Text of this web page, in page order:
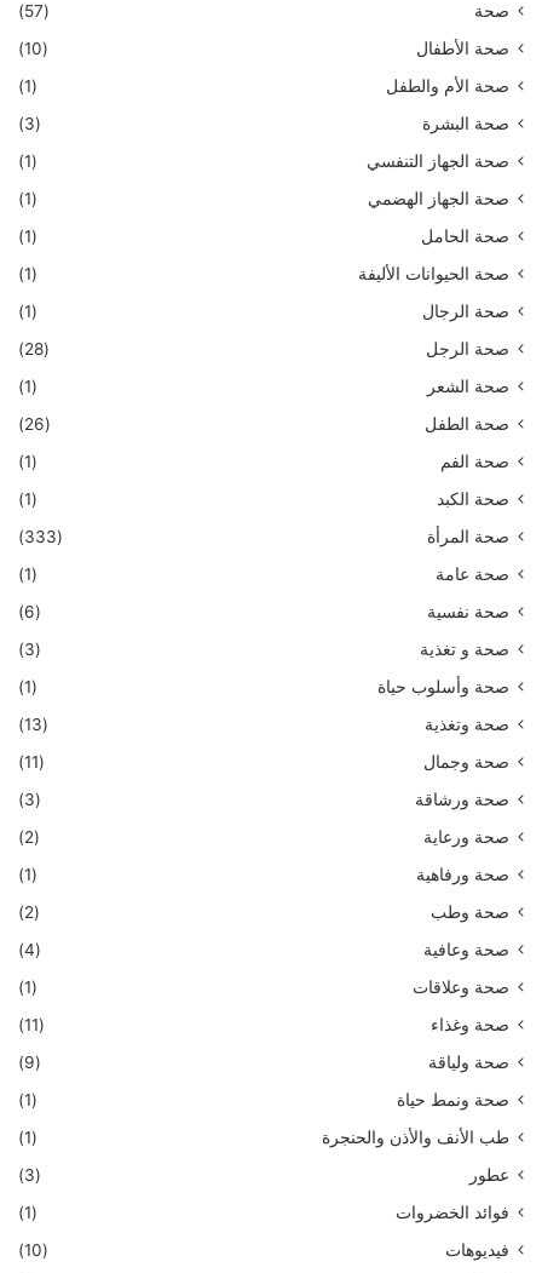
صحة
(57)
صحة الأطفال
(10)
صحة الأم والطفل
(1)
صحة البشرة
(3)
صحة الجهاز التنفسي
(1)
صحة الجهاز الهضمي
(1)
صحة الحامل
(1)
صحة الحيوانات الأليفة
(1)
صحة الرجال
(1)
صحة الرجل
(28)
صحة الشعر
(1)
صحة الطفل
(26)
صحة الفم
(1)
صحة الكبد
(1)
صحة المرأة
(333)
صحة عامة
(1)
صحة نفسية
(6)
صحة و تغذية
(3)
صحة وأسلوب حياة
(1)
صحة وتغذية
(13)
صحة وجمال
(11)
صحة ورشاقة
(3)
صحة ورعاية
(2)
صحة ورفاهية
(1)
صحة وطب
(2)
صحة وعافية
(4)
صحة وعلاقات
(1)
صحة وغذاء
(11)
صحة ولياقة
(9)
صحة ونمط حياة
(1)
طب الأنف والأذن والحنجرة
(1)
عطور
(3)
فوائد الخضروات
(1)
فيديوهات
(10)